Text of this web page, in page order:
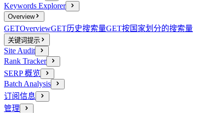
Keywords Explorer
Overview
GETOverviewGET历史搜索量GET按国家划分的搜索量
关键词提示
Site Audit
Rank Tracker
SERP 概览
Batch Analysis
订阅信息
管理